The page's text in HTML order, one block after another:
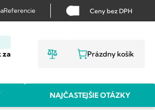
Referencie Ceny bez DPH
za
NÁKUPNÝ
Prázdny košík
NAJČASTEJŠIE OTÁZKY